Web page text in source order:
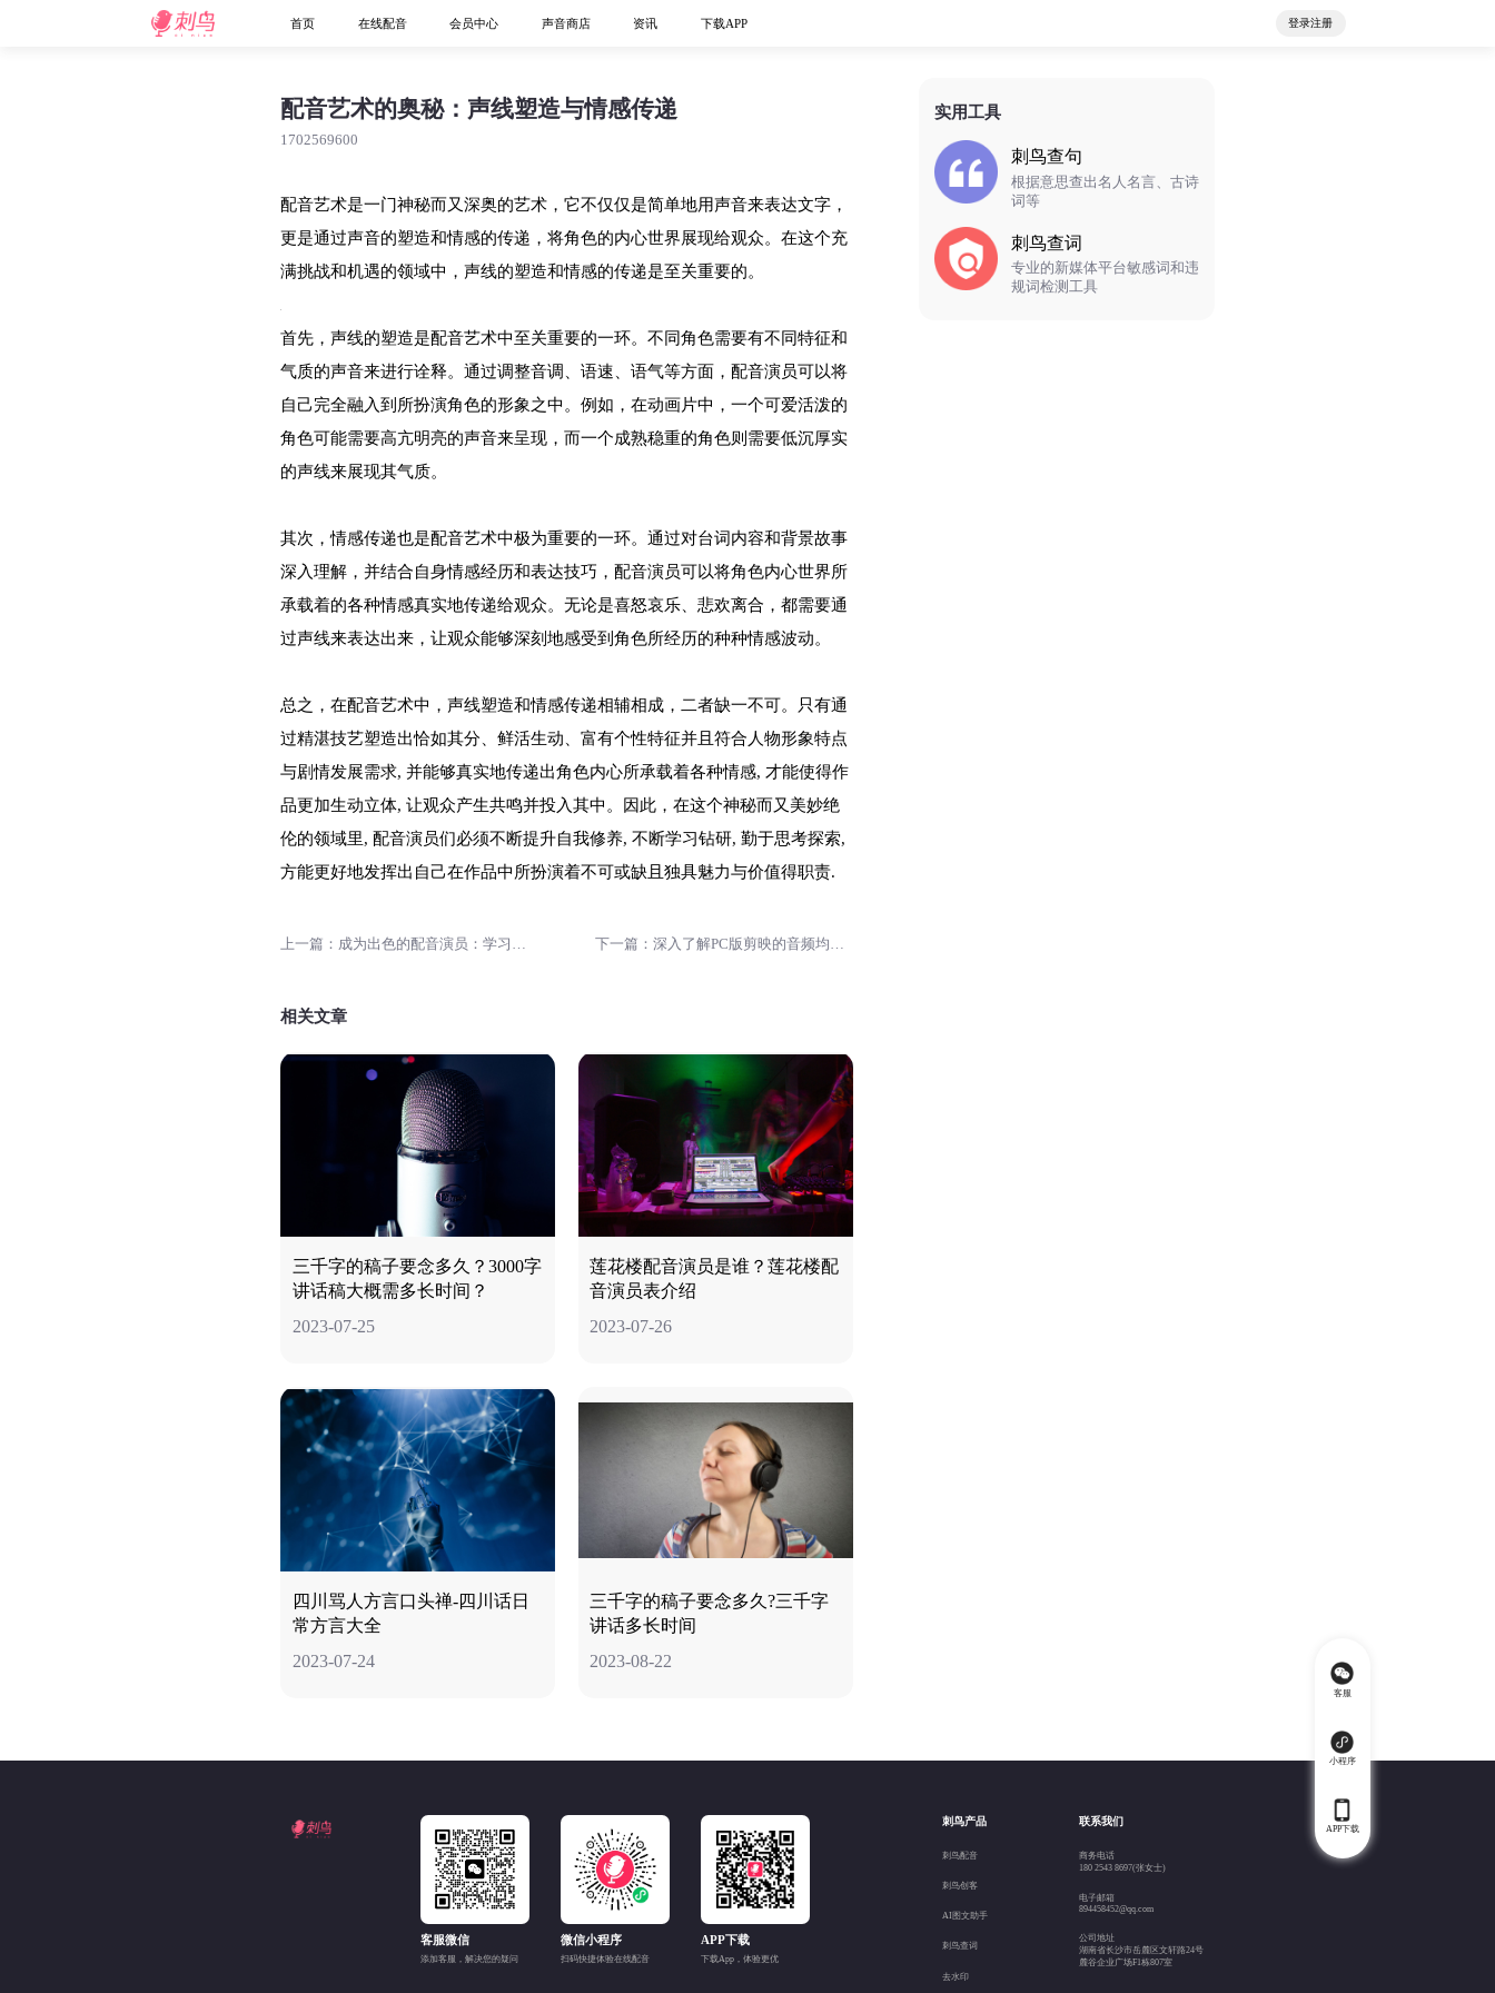
首页 在线配音 会员中心 声音商店 资讯 下载APP 登录注册
配音艺术的奥秘：声线塑造与情感传递
1702569600
配音艺术是一门神秘而又深奥的艺术，它不仅仅是简单地用声音来表达文字，
更是通过声音的塑造和情感的传递，将角色的内心世界展现给观众。在这个充
满挑战和机遇的领域中，声线的塑造和情感的传递是至关重要的。
首先，声线的塑造是配音艺术中至关重要的一环。不同角色需要有不同特征和
气质的声音来进行诠释。通过调整音调、语速、语气等方面，配音演员可以将
自己完全融入到所扮演角色的形象之中。例如，在动画片中，一个可爱活泼的
角色可能需要高亢明亮的声音来呈现，而一个成熟稳重的角色则需要低沉厚实
的声线来展现其气质。
其次，情感传递也是配音艺术中极为重要的一环。通过对台词内容和背景故事
深入理解，并结合自身情感经历和表达技巧，配音演员可以将角色内心世界所
承载着的各种情感真实地传递给观众。无论是喜怒哀乐、悲欢离合，都需要通
过声线来表达出来，让观众能够深刻地感受到角色所经历的种种情感波动。
总之，在配音艺术中，声线塑造和情感传递相辅相成，二者缺一不可。只有通
过精湛技艺塑造出恰如其分、鲜活生动、富有个性特征并且符合人物形象特点
与剧情发展需求, 并能够真实地传递出角色内心所承载着各种情感, 才能使得作
品更加生动立体, 让观众产生共鸣并投入其中。因此，在这个神秘而又美妙绝
伦的领域里, 配音演员们必须不断提升自我修养, 不断学习钻研, 勤于思考探索,
方能更好地发挥出自己在作品中所扮演着不可或缺且独具魅力与价值得职责.
上一篇：成为出色的配音演员：学习与表现并重 下一篇：深入了解PC版剪映的音频均衡器选项
相关文章
三千字的稿子要念多久？3000字
讲话稿大概需多长时间？
2023-07-25
莲花楼配音演员是谁？莲花楼配
音演员表介绍
2023-07-26
四川骂人方言口头禅-四川话日
常方言大全
2023-07-24
三千字的稿子要念多久?三千字
讲话多长时间
2023-08-22
实用工具
刺鸟查句
根据意思查出名人名言、古诗
词等
刺鸟查词
专业的新媒体平台敏感词和违
规词检测工具
客服微信
添加客服，解决您的疑问
微信小程序
扫码快捷体验在线配音
APP下载
下载App，体验更优
刺鸟产品
刺鸟配音
刺鸟创客
AI图文助手
刺鸟查词
去水印
联系我们
商务电话
180 2543 8697(张女士)
电子邮箱
894458452@qq.com
公司地址
湖南省长沙市岳麓区文轩路24号
麓谷企业广场F1栋807室
客服
小程序
APP下载